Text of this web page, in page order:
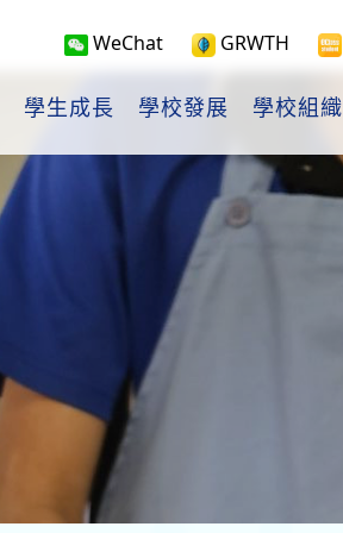
WeChat GRWTH
學生成長 學校發展 學校組織